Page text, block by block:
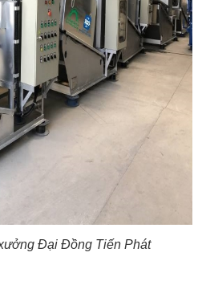
Đại Đồng Tiến Phát